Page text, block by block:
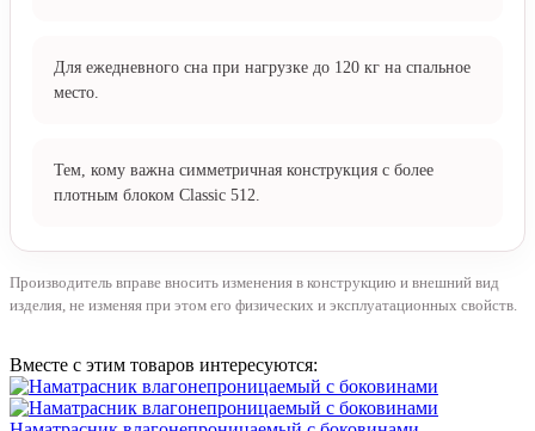
512 пружин/м²
Для ежедневного сна при нагрузке до 120 кг на спальное
Тем, кому важна симметричная конструкция с более